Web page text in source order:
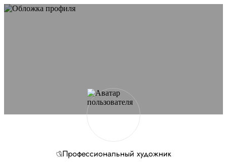
Artists.ru.
Профессиональный художник